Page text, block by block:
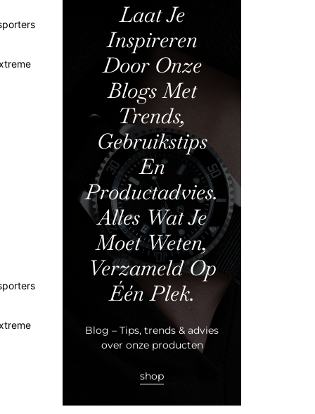
Laat Je
Inspireren
Door Onze
Blogs Met
Trends,
Gebruikstips
En
Productadvies.
Alles Wat Je
Moet Weten,
Verzameld Op
Één Plek.
Blog – Tips, trends & advies
over onze producten
shop